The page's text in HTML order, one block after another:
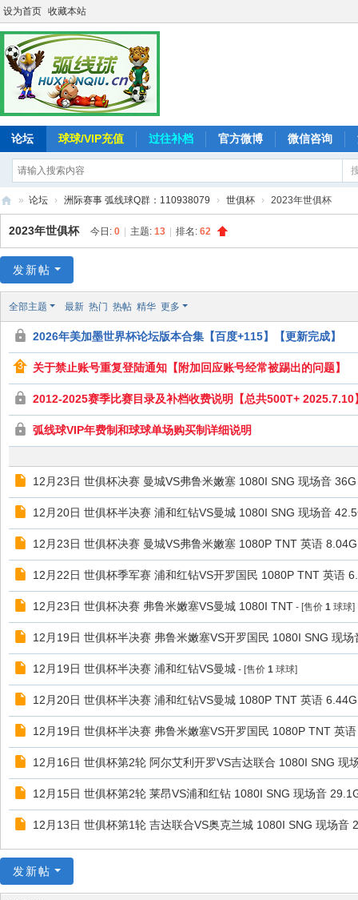
设为首页 收藏本站
论坛 球球/VIP充值 过往补档 官方微博 微信咨询
线
-
致
» 论坛 › 洲际赛事 弧线球Q群：110938079 › 世俱杯 › 2023年世俱杯
2023年世俱杯 今日: 0 主题: 13 排名: 62
发新帖
全部主题 最新 热门 热帖 精华 更多
2026年美加墨世界杯论坛版本合集【百度+115】【更新完成】
关于禁止账号重复登陆通知【附加回应账号经常被踢出的问题】
2012-2025赛季比赛目录及补档收费说明【总共500T+ 2025.7.10
弧线球VIP年费制和球球单场购买制详细说明
12月23日 世俱杯决赛 曼城VS弗鲁米嫩塞 1080I SNG 现场音 36G
12月20日 世俱杯半决赛 浦和红钻VS曼城 1080I SNG 现场音
12月23日 世俱杯决赛 曼城VS弗鲁米嫩塞 1080P TNT 英语 8.04G
12月22日 世俱杯季军赛 浦和红钻VS开罗国民 1080P TNT 英语
12月23日 世俱杯决赛 弗鲁米嫩塞VS曼城 1080I TNT - [售价 1 球球]
12月19日 世俱杯半决赛 弗鲁米嫩塞VS开罗国民 1080I SNG 现场
12月19日 世俱杯半决赛 浦和红钻VS曼城 - [售价 1 球球]
12月20日 世俱杯半决赛 浦和红钻VS曼城 1080P TNT 英语 6.44G
12月19日 世俱杯半决赛 弗鲁米嫩塞VS开罗国民 1080P TNT 英
12月16日 世俱杯第2轮 阿尔艾利开罗VS吉达联合 1080I SNG 现
12月15日 世俱杯第2轮 莱昂VS浦和红钻 1080I SNG 现场音
12月13日 世俱杯第1轮 吉达联合VS奥克兰城 1080I SNG 现场音
发新帖